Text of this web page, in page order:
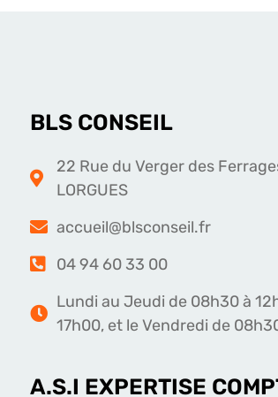
BLS CONSEIL
22 Rue du Verger des
LORGUES
accueil@blsconseil.fr
04 94 60 33 00
Lundi au Jeudi de 08h30 à
17h00, et le Vendredi de
A.S.I EXPERTISE